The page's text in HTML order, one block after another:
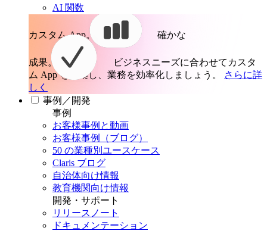
AI 関数
カスタム App。 確かな
成果。
ビジネスニーズに合わせてカスタ
ム App を構築し、業務を効率化しましょう。
さらに詳
しく
事例／開発
事例
お客様事例と動画
お客様事例（ブログ）
50 の業種別ユースケース
Claris ブログ
自治体向け情報
教育機関向け情報
開発・サポート
リリースノート
ドキュメンテーション